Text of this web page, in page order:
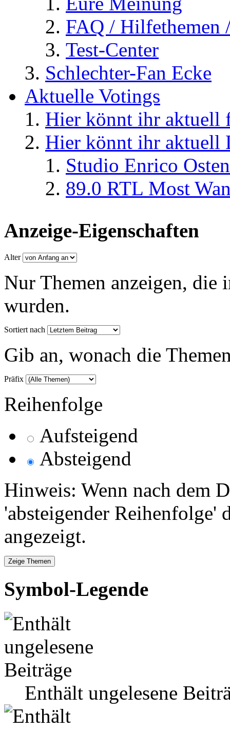
FAQ / Hilfethemen
Test-Center
Schlechter-Fan Ecke
Aktuelle Votings
Hier könnt ihr aktuell
Hier könnt ihr aktuell
Studio Enrico
89.0 RTL Most
Anzeige-Eigenschaften
Alter
Nur Themen anzeigen, die
wurden.
Sortiert nach
Gib an, wonach die
Präfix
Reihenfolge
Aufsteigend
Absteigend
Hinweis: Wenn nach dem
'absteigender Reihenfolge'
angezeigt.
Symbol-Legende
Enthält ungelesene